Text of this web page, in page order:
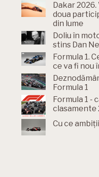
Dakar
doua
din lume
Doliu în
stins Dan
Formula 1.
ce va fi nou
Formula 1
Formula 1 -
clasamente
Cu ce